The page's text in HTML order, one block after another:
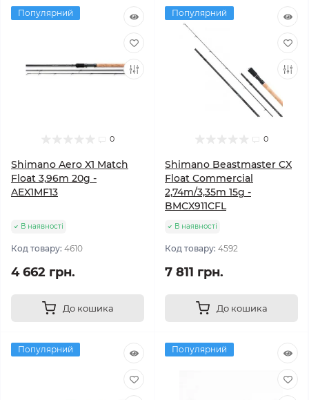
Популярний
0
Shimano Aero X1 Match
Float 3,96m 20g -
AEX1MF13
В наявності
Код товару: 4610
4 662 грн.
До кошика
Популярний
0
Shimano Beastmaster CX
Float Commercial
2,74m/3,35m 15g -
BMCX911CFL
В наявності
Код товару: 4592
7 811 грн.
До кошика
Популярний Популярний